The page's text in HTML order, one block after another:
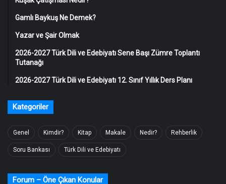
Gamlı Baykuş Ne Demek?
Yazar ve Şair Olmak
2026-2027 Türk Dili ve Edebiyatı Sene Başı Zümre Toplantı
Tutanağı
2026-2027 Türk Dili ve Edebiyatı 12. Sınıf Yıllık Ders Planı
Kategoriler
Genel Kimdir? Kitap Makale Nedir? Rehberlik
Soru Bankası Türk Dili ve Edebiyatı
Forum – Öne Çıkan Konular